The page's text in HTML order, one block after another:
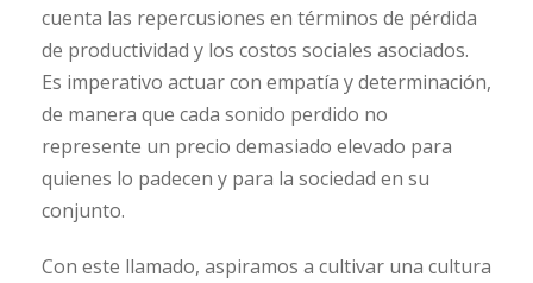
cuenta las repercusiones en términos de pérdida
de productividad y los costos sociales asociados.
Es imperativo actuar con empatía y determinación,
de manera que cada sonido perdido no
represente un precio demasiado elevado para
quienes lo padecen y para la sociedad en su
conjunto.
Con este llamado, aspiramos a cultivar una cultura